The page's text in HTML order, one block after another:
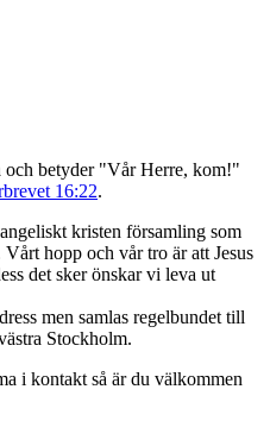
betyder "Vår Herre, kom!"
16:22.
kristen församling som
hopp och vår tro är att Jesus
det sker önskar vi leva ut
men samlas regelbundet till
Stockholm.
i kontakt så är du välkommen